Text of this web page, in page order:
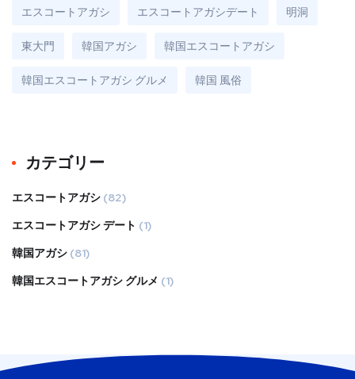
エスコートアガシ エスコートアガシデート 明洞
東大門 韓国アガシ 韓国エスコートアガシ
韓国エスコートアガシ グルメ 韓国 風俗
カテゴリー
エスコートアガシ (82)
エスコートアガシ デート (1)
韓国アガシ (81)
韓国エスコートアガシ グルメ (1)